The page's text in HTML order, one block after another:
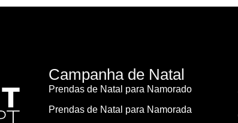
Campanha de Natal
Prendas de Natal para Namorado
Prendas de Natal para Namorada